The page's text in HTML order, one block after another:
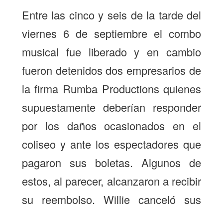
Entre las cinco y seis de la tarde del
viernes 6 de septiembre el combo
musical fue liberado y en cambio
fueron detenidos dos empresarios de
la firma Rumba Productions quienes
supuestamente deberían responder
por los daños ocasionados en el
coliseo y ante los espectadores que
pagaron sus boletas. Algunos de
estos, al parecer, alcanzaron a recibir
su reembolso. Willie canceló sus